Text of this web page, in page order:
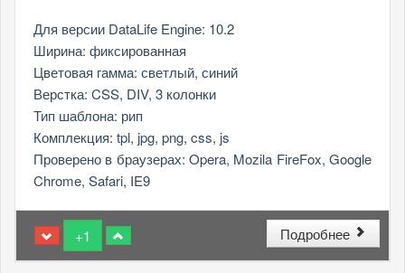
Для версии DataLife Engine: 10.2
Ширина: фиксированная
Цветовая гамма: светлый, синий
Верстка: CSS, DIV, 3 колонки
Тип шаблона: рип
Комплекция: tpl, jpg, png, css, js
Проверено в браузерах: Opera, Mozila FireFox, Google
Chrome, Safari, IE9
+1 Подробнее